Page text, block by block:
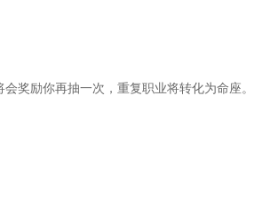
奖励你再抽一次，重复职业将转化为命座。